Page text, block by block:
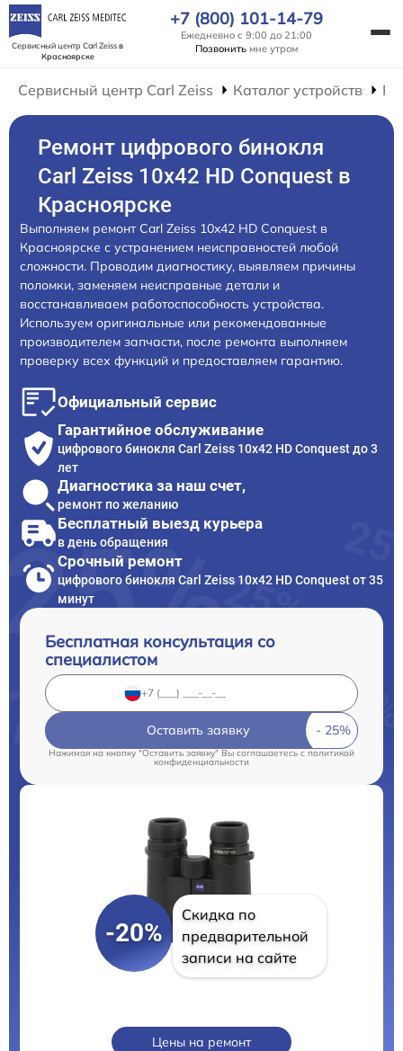
Сервисный центр Carl Zeissв
Красноярске
+7 (800) 101-14-79
Ежедневно с 9:00 до 21:00
Позвонить мне утром
Сервисный центр Carl Zeiss Каталог устройств
Ремонт цифрового бинокля
Carl Zeiss 10x42 HD Conquest в
Красноярске
Выполняем ремонт Carl Zeiss 10x42 HD Conquest в
Красноярске с устранением неисправностей любой
сложности. Проводим диагностику, выявляем причины
поломки, заменяем неисправные детали и
восстанавливаем работоспособность устройства.
Используем оригинальные или рекомендованные
производителем запчасти, после ремонта выполняем
проверку всех функций и предоставляем гарантию.
Официальный сервис
Гарантийное обслуживание
цифрового бинокля Carl Zeiss 10x42 HD Conquest до 3
лет
Диагностика за наш счет,
ремонт по желанию
Бесплатный выезд курьера
в день обращения
Срочный ремонт
цифрового бинокля Carl Zeiss 10x42 HD Conquest от 35
минут
Бесплатная консультация со
специалистом
Оставить заявку
Нажимая на кнопку "Оставить заявку" Вы соглашаетесь cполитикой
конфиденциальности
-20%
Скидка по
предварительной
записи на сайте
Цены на ремонт